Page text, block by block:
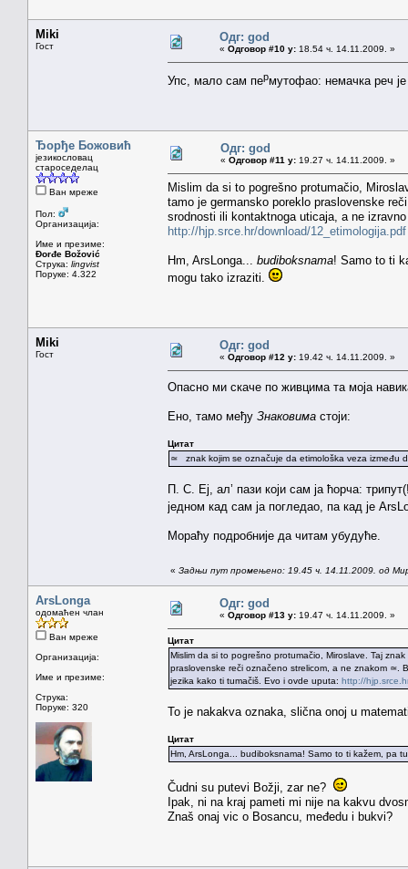
Miki
Гост
Одг: god
« Одговор #10 у: 18.54 ч. 14.11.2009. »
Упс, мало сам пермутофао: немачка реч
Ђорђе Божовић
језикословац
староседелац
Ван мреже
Пол:
Организација:
Име и презиме:
Đorđe Božović
Струка: lingvist
Поруке: 4.322
Одг: god
« Одговор #11 у: 19.27 ч. 14.11.2009. »
Mislim da si to pogrešno protumačio,
tamo je germansko poreklo praslovenske
srodnosti ili kontaktnoga uticaja, a ne
http://hjp.srce.hr/download/12_etimologija.pdf
Hm, ArsLonga... budiboksnama! Samo to ti
mogu tako izraziti.
Miki
Гост
Одг: god
« Одговор #12 у: 19.42 ч. 14.11.2009. »
Опасно ми скаче по живцима та моја
Ено, тамо међу Знаковима стоји:
Цитат
≃ znak kojim se označuje da etimološka veza između
П. С. Еј, ал’ пази који сам ја ћорча:
једном кад сам ја погледао, па кад је
Мораћу подробније да читам убудуће.
« Задњи пут промењено: 19.45 ч. 14.11.2009. од
ArsLonga
одомаћен члан
Ван мреже
Организација:
Име и презиме:
Струка:
Поруке: 320
Одг: god
« Одговор #13 у: 19.47 ч. 14.11.2009. »
Цитат
Mislim da si to pogrešno protumačio, Miroslave. Taj
praslovenske reči označeno strelicom, a ne znakom ≃.
jezika kako ti tumačiš. Evo i ovde uputa: http://
To je nakakva oznaka, slična onoj u
Цитат
Hm, ArsLonga... budiboksnama! Samo to ti kažem, pa
Čudni su putevi Božji, zar ne?
Ipak, ni na kraj pameti mi nije na kakvu
Znaš onaj vic o Bosancu, međedu i bukvi?